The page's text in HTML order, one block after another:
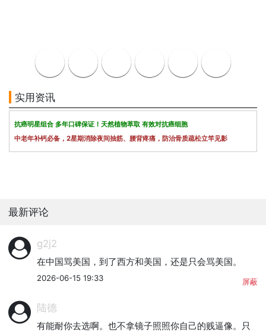
实用资讯
抗癌明星组合 多年口碑保证！天然植物萃取 有效对抗癌细胞
中老年补钙必备，2星期消除夜间抽筋、腰背疼痛，防治骨质疏松立竿见影
最新评论
g2j2
在中国骂美国，到了西方和美国，还是只会骂美国。
2026-06-15 19:33 屏蔽
陆德
有能耐你去选啊。也不拿镜子照照你自己的贱逼像。只